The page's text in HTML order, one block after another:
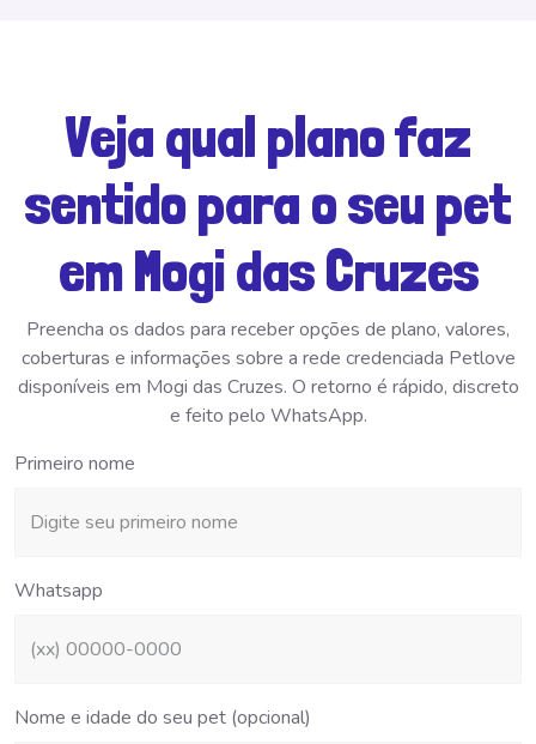
Veja qual plano faz
sentido para o seu pet
em Mogi das Cruzes
Preencha os dados para receber opções de plano, valores,
coberturas e informações sobre a rede credenciada Petlove
disponíveis em Mogi das Cruzes. O retorno é rápido, discreto
e feito pelo WhatsApp.
Primeiro nome
Whatsapp
Nome e idade do seu pet (opcional)